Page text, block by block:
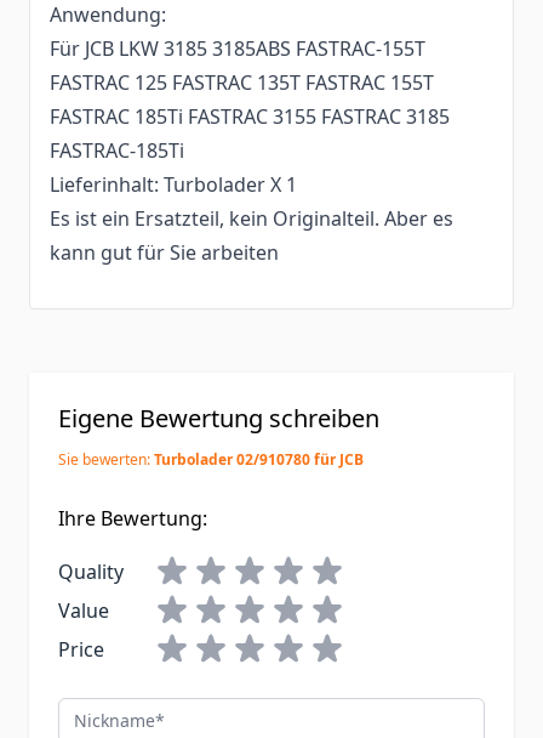
Anwendung:
Für JCB LKW 3185 3185ABS FASTRAC-155T
FASTRAC 125 FASTRAC 135T FASTRAC 155T
FASTRAC 185Ti FASTRAC 3155 FASTRAC 3185
FASTRAC-185Ti
Lieferinhalt: Turbolader X 1
Es ist ein Ersatzteil, kein Originalteil. Aber es
kann gut für Sie arbeiten
Eigene Bewertung schreiben
Sie bewerten:Turbolader 02/910780 für JCB
Ihre Bewertung:
Quality
Value
Price
Nickname